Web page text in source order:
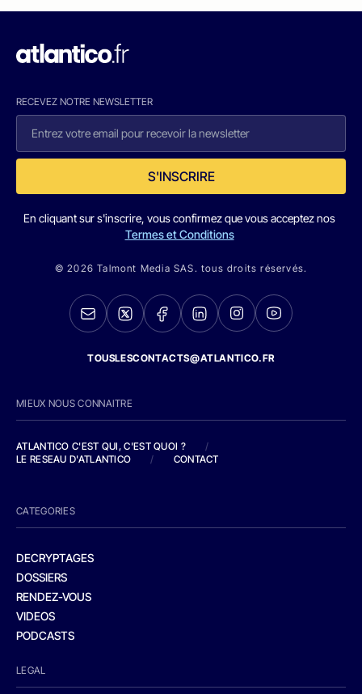
RECEVEZ NOTRE NEWSLETTER
S'INSCRIRE
En cliquant sur s'inscrire, vous confirmez que vous acceptez nos
Termes et Conditions
© 2026 Talmont Media SAS. tous droits réservés.
TOUSLESCONTACTS@ATLANTICO.FR
MIEUX NOUS CONNAITRE
ATLANTICO C'EST QUI, C'EST QUOI ?
/
LE RESEAU D'ATLANTICO
/ CONTACT
CATEGORIES
DECRYPTAGES
DOSSIERS
RENDEZ-VOUS
VIDEOS
PODCASTS
LEGAL